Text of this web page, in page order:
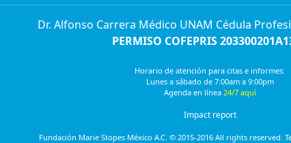
Dr. Alfonso Carrera Médico UNAM Cédula
PERMISO COFEPRIS
Horario de atención para citas e informes:
Lunes a sábado de 7:00am a 9:00pm
Agenda en línea 24/7 aquí
Impact report
Fundación Marie Stopes México A.C. © 2015-2016 All rights reserved.